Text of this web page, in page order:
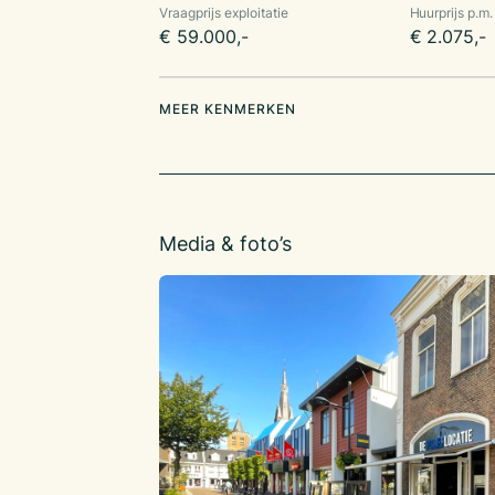
Er is tevens een zeer ruime kelder t.b.v.
Vraagprijs exploitatie
€ 59.000,-
Huurprijs p.m.
€ 2.075,-
MEER KENMERKEN
Media & foto’s